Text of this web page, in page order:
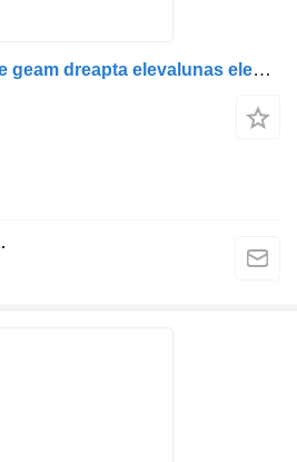
Mecanism regulator de geam dreapta elevalunas electrico para MAN 8162645 6040 / 81626456040 / 8162645 6054 / 81626456054 / 8162645 6050 / 81626456050 camión